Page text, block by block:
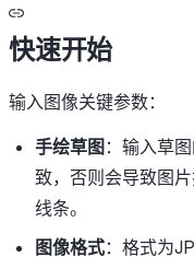
快速开始
输入图像关键参数：
手绘草图：输入草
致，否则会导致图
线条。
图像格式：格式为